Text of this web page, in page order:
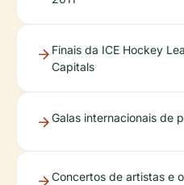
Finais da ICE Hockey
Capitals
Galas internacionais de
Concertos de artistas e